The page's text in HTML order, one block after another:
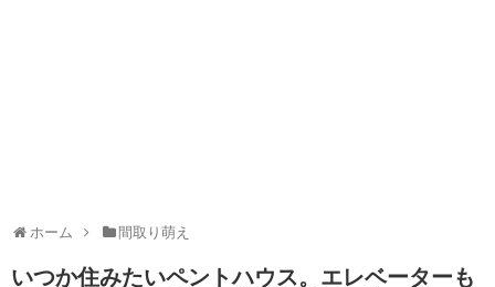
ホーム 間取り萌え
いつか住みたいペントハウス。エレベーターも